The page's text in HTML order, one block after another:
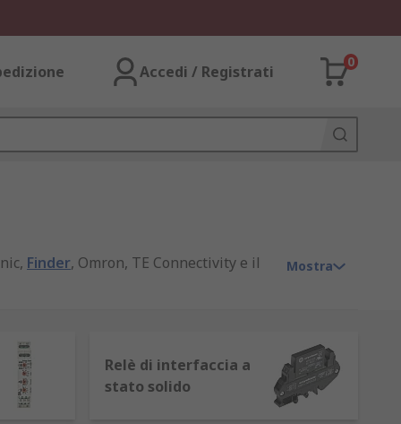
Accedi / Registrati
0
Finder, Omron, TE Connectivity e il
possono spegnere o amplificare
Mostra
Relè di interfaccia a
stato solido